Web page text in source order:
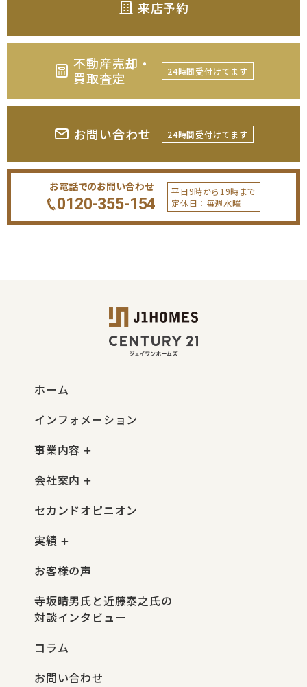
来店予約
不動産売却・
買取査定
24時間受付けてます
お問い合わせ 24時間受付けてます
お電話でのお問い合わせ
0120-355-154
平日9時から19時まで
定休日：毎週水曜
ホーム
インフォメーション
事業内容
会社案内
セカンドオピニオン
実績
お客様の声
寺坂晴男氏と近藤泰之氏の
対談インタビュー
コラム
お問い合わせ